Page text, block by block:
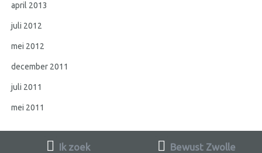
april 2013
juli 2012
mei 2012
december 2011
juli 2011
mei 2011
Ik zoek Bewust Zwolle